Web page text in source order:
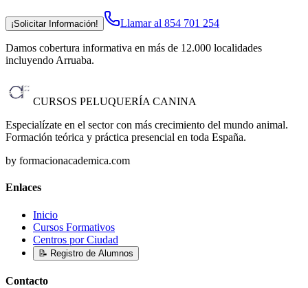
¡Solicitar Información! Llamar al 854 701 254
Damos cobertura informativa en más de 12.000 localidades
incluyendo Arruaba.
CURSOS PELUQUERÍA CANINA
Especialízate en el sector con más crecimiento del mundo animal.
Formación teórica y práctica presencial en toda España.
by formacionacademica.com
Enlaces
Inicio
Cursos Formativos
Centros por Ciudad
📝 Registro de Alumnos
Contacto